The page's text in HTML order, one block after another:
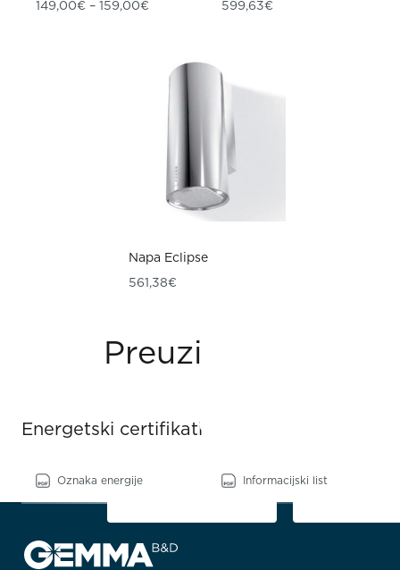
149,00€ – 159,00€ Raspon cijena: od 149,00€ do 159,00€
599,63€
Napa Eclipse
561,38€
Preuzimanja
Energetski certifikati
Oznaka energije Informacijski list